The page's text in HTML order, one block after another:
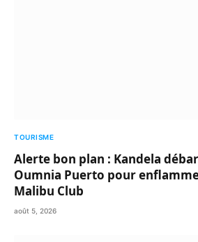
TOURISME
Alerte bon plan : Kandela
Oumnia Puerto pour
Malibu Club
août 5, 2026